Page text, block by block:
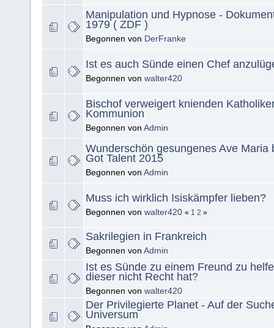
Manipulation und Hypnose -
1979 ( ZDF )
Begonnen von DerFranke
Ist es auch Sünde einen Chef
Begonnen von walter420
Bischof verweigert knienden
Kommunion
Begonnen von Admin
Wunderschön gesungenes Ave Maria
Got Talent 2015
Begonnen von Admin
Muss ich wirklich Isiskämpfer lieben?
Begonnen von walter420 « 1 2 »
Sakrilegien in Frankreich
Begonnen von Admin
Ist es Sünde zu einem Freund zu
dieser nicht Recht hat?
Begonnen von walter420
Der Privilegierte Planet - Auf der
Universum